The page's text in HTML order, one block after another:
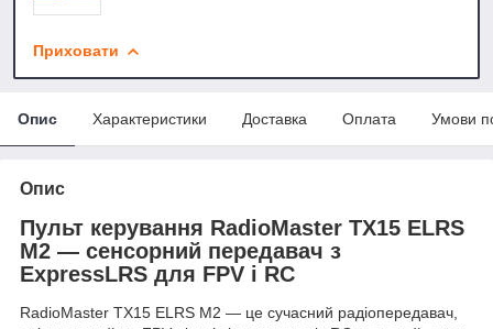
Приховати
Опис Характеристики Доставка Оплата Умови
Опис
Пульт керування RadioMaster TX15 ELRS
M2 — сенсорний передавач з
ExpressLRS для FPV і RC
RadioMaster TX15 ELRS M2 — це сучасний радіопередавач,